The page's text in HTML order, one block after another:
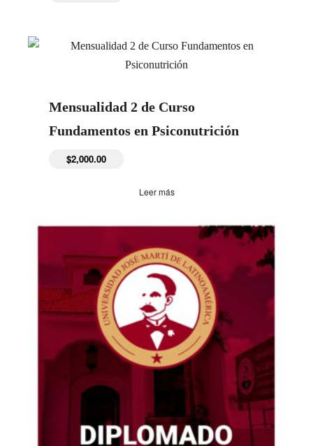
Mensualidad 2 de Curso
Fundamentos en Psiconutrición
$2,000.00
Leer más